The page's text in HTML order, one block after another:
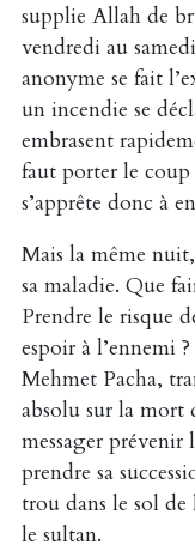
supplie Allah de
vendredi au
anonyme se fait
un incendie se
embrasent
faut porter le coup
s’apprête donc à
Mais la même
sa maladie. Que
Prendre le risque
espoir à l’ennemi
Mehmet Pacha,
absolu sur la mort
messager
prendre sa
trou dans le sol
le sultan.